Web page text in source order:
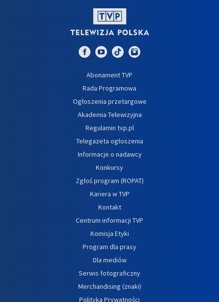
Abonament TVP
Rada Programowa
Ogłoszenia przetargowe
Akademia Telewizyjna
Regulamin tvp.pl
Telegazeta ogłoszenia
Informacje o nadawcy
Konkursy
Zgłoś program (ROPAT)
Kariera w TVP
Kontakt
Centrum informacji TVP
Komisja Etyki
Program dla prasy
Dla mediów
Serwis fotograficzny
Merchandising (znaki)
Polityka Prywatności